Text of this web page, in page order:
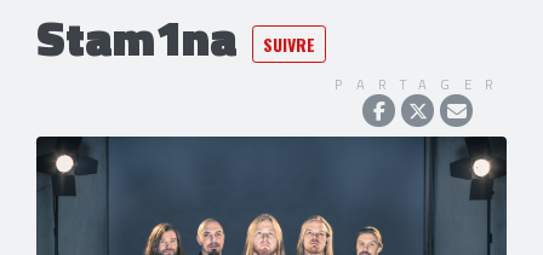
Stam1na SUIVRE
PARTAGER